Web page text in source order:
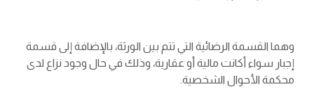
وهما القسمة الرضائية التي تتم بين الورثة، بالإضافة إلى قسمة
إجبار سواء أكانت مالية أو عقارية، وذلك في حال وجود نزاع لدى
محكمة الأحوال الشخصية.